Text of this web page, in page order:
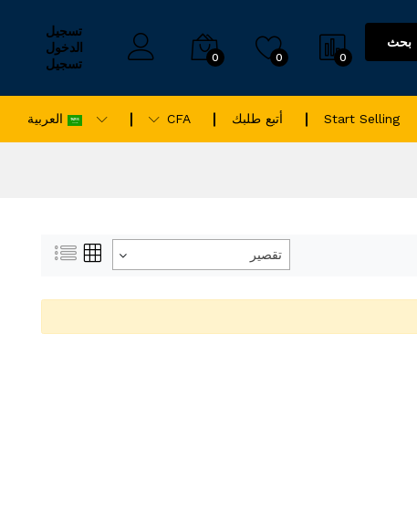
بحث
0
0
0
تسجيل
الدخول
تسجيل
Start Selling أتبع طلبك CFA العربية
تقصير